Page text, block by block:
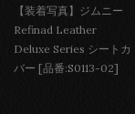
【装着写真】ジムニー
Refinad Leather
Deluxe Series シートカ
バー [品番:S0113-02]